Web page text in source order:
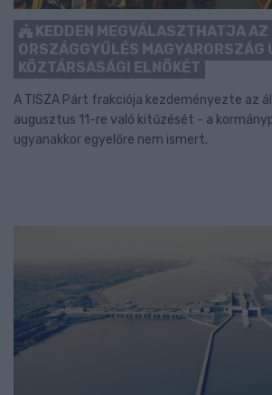
KEDDEN MEGVÁLASZTHATJA AZ
ORSZÁGGYŰLÉS MAGYARORSZÁG
KÖZTÁRSASÁGI ELNÖKÉT
A TISZA Párt frakciója kezdeményezte az
augusztus 11-re való kitűzését - a
ugyanakkor egyelőre nem ismert.